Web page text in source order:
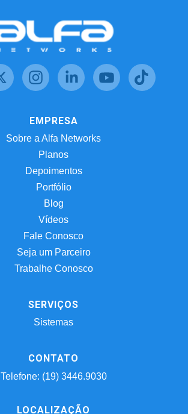
EMPRESA
Sobre a Alfa Networks
Planos
Depoimentos
Portfólio
Blog
Vídeos
Fale Conosco
Seja um Parceiro
Trabalhe Conosco
SERVIÇOS
Sistemas
CONTATO
Telefone: (19) 3446.9030
LOCALIZAÇÃO